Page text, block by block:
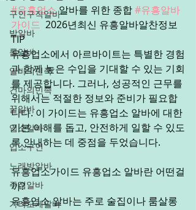
구인구직알바
밤알바
룸알바
알바의민족
건마의민족
꿀알바
업소알바
업소구인
노래방알바
주점알바
가라오케알바
#유흥업소 알바를 위한 종합 #유흥알바
가이드
  2026년최신 유흥알바알찬정보
TIP
유흥업소에서 아르바이트는 특별한 경험
과 함께 높은 수입을 기대할 수 있는 기회
를 제공합니다. 그러나, 성공적인 근무를
위해서는 적절한 정보와 준비가 필요합
니다. 이 가이드는 유흥업소 알바에 대한
기본 이해를 돕고, 안전하게 일할 수 있도
록 안내하는 데 중점을 두었습니다.
유흥업소가이드 유흥업소 알바란 어떤걸
까?
유흥업소 알바는 주로 술집이나 룸살롱